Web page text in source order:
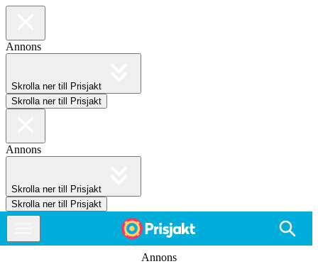
Annons
Skrolla ner till Prisjakt
Skrolla ner till Prisjakt
Annons
Skrolla ner till Prisjakt
Skrolla ner till Prisjakt
Annons